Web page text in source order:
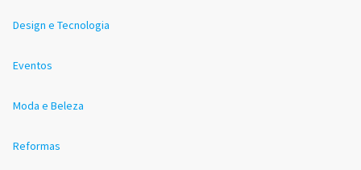
Design e Tecnologia
Eventos
Moda e Beleza
Reformas